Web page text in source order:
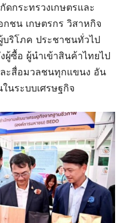
ดกระทรวงเกษตรและ
ชน เกษตรกร วิสาหกิจ
ริโภค ประชาชนทั่วไป
ผู้ซื้อ ผู้นำเข้าสินค้าไทยไป
ะสื่อมวลชนทุกแขนง อัน
นระบบเศรษฐกิจ